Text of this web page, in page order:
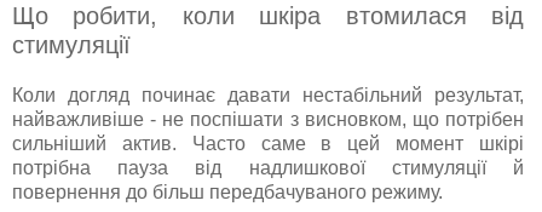
Що робити, коли шкіра втомилася від
стимуляції
Коли догляд починає давати нестабільний результат,
найважливіше - не поспішати з висновком, що потрібен
сильніший актив. Часто саме в цей момент шкірі
потрібна пауза від надлишкової стимуляції й
повернення до більш передбачуваного режиму.